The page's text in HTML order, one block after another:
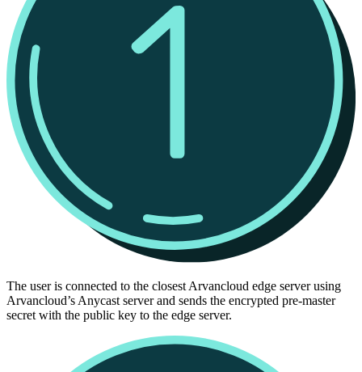
The user is connected to the closest Arvancloud edge server using
Arvancloud’s Anycast server and sends the encrypted pre-master
secret with the public key to the edge server.